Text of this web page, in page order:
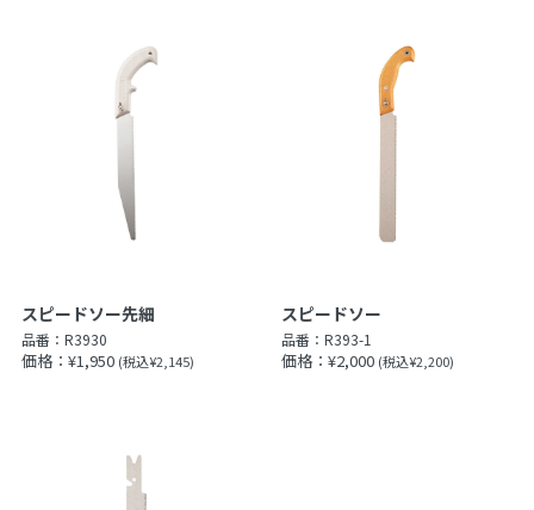
スピードソー先細
品番： R3930
価格：¥1,950 (税込¥2,145)
スピードソー
品番：R393-1
価格：¥2,000 (税込¥2,200)